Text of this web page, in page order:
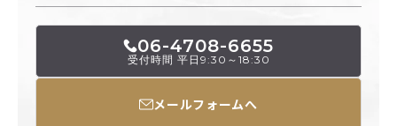
06-4708-6655
受付時間 平日9:30～18:30
メールフォームへ